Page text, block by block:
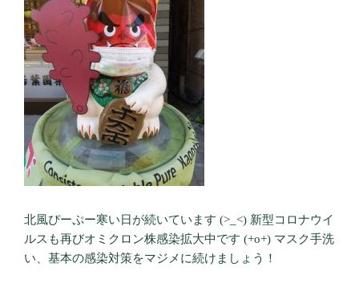
北風ぴーぷー寒い日が続いています (>_<) 新型コロナウイ
ルスも再びオミクロン株感染拡大中です (+o+) マスク手洗
い、基本の感染対策をマジメに続けましょう！